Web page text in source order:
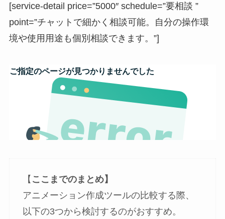
[service-detail price=”5000″ schedule=”要相談 ”
point=”チャットで細かく相談可能。自分の操作環
境や使用用途も個別相談できます。”]
【 ここまでのまとめ】
アニメーション作成ツールの比較する際、
以下の3つから検討するのがおすすめ。